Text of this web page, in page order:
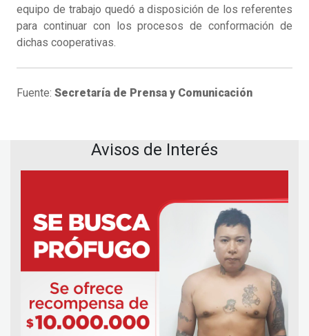
equipo de trabajo quedó a disposición de los referentes
para continuar con los procesos de conformación de
dichas cooperativas.
Fuente: Secretaría de Prensa y Comunicación
Avisos de Interés